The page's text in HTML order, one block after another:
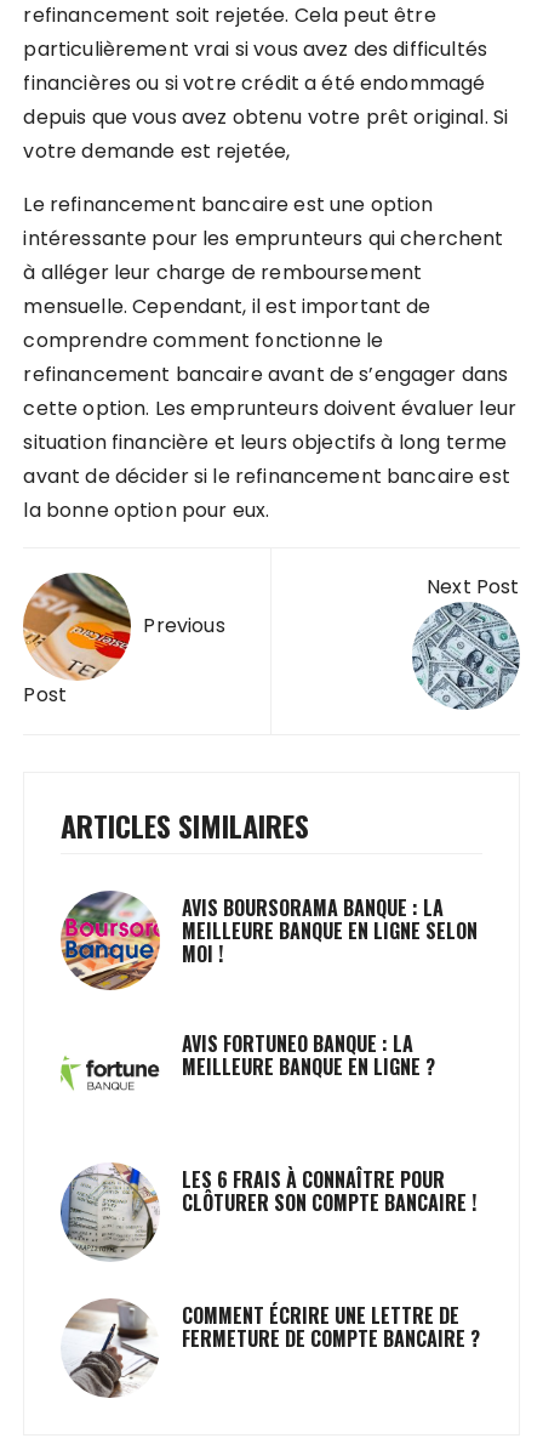
refinancement soit rejetée. Cela peut être
particulièrement vrai si vous avez des difficultés
financières ou si votre crédit a été endommagé
depuis que vous avez obtenu votre prêt original. Si
votre demande est rejetée,
Le refinancement bancaire est une option
intéressante pour les emprunteurs qui cherchent
à alléger leur charge de remboursement
mensuelle. Cependant, il est important de
comprendre comment fonctionne le
refinancement bancaire avant de s’engager dans
cette option. Les emprunteurs doivent évaluer leur
situation financière et leurs objectifs à long terme
avant de décider si le refinancement bancaire est
la bonne option pour eux.
Navigation
de
l’article Previous
Post
Next Post
ARTICLES SIMILAIRES
AVIS BOURSORAMA BANQUE : LA
MEILLEURE BANQUE EN LIGNE SELON
MOI !
AVIS FORTUNEO BANQUE : LA
MEILLEURE BANQUE EN LIGNE ?
LES 6 FRAIS À CONNAÎTRE POUR
CLÔTURER SON COMPTE BANCAIRE !
COMMENT ÉCRIRE UNE LETTRE DE
FERMETURE DE COMPTE BANCAIRE ?